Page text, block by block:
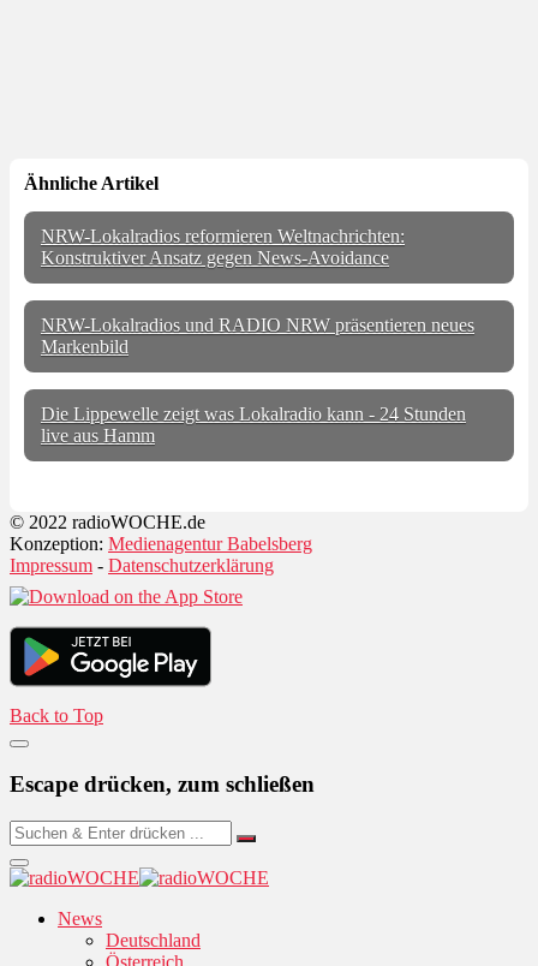
Ähnliche Artikel
NRW-Lokalradios reformieren Weltnachrichten:
Konstruktiver Ansatz gegen News-Avoidance
NRW-Lokalradios und RADIO NRW präsentieren neues
Markenbild
Die Lippewelle zeigt was Lokalradio kann - 24 Stunden
live aus Hamm
© 2022 radioWOCHE.de
Konzeption: Medienagentur Babelsberg
Impressum - Datenschutzerklärung
Back to Top
Escape drücken, zum schließen
News
Deutschland
Österreich